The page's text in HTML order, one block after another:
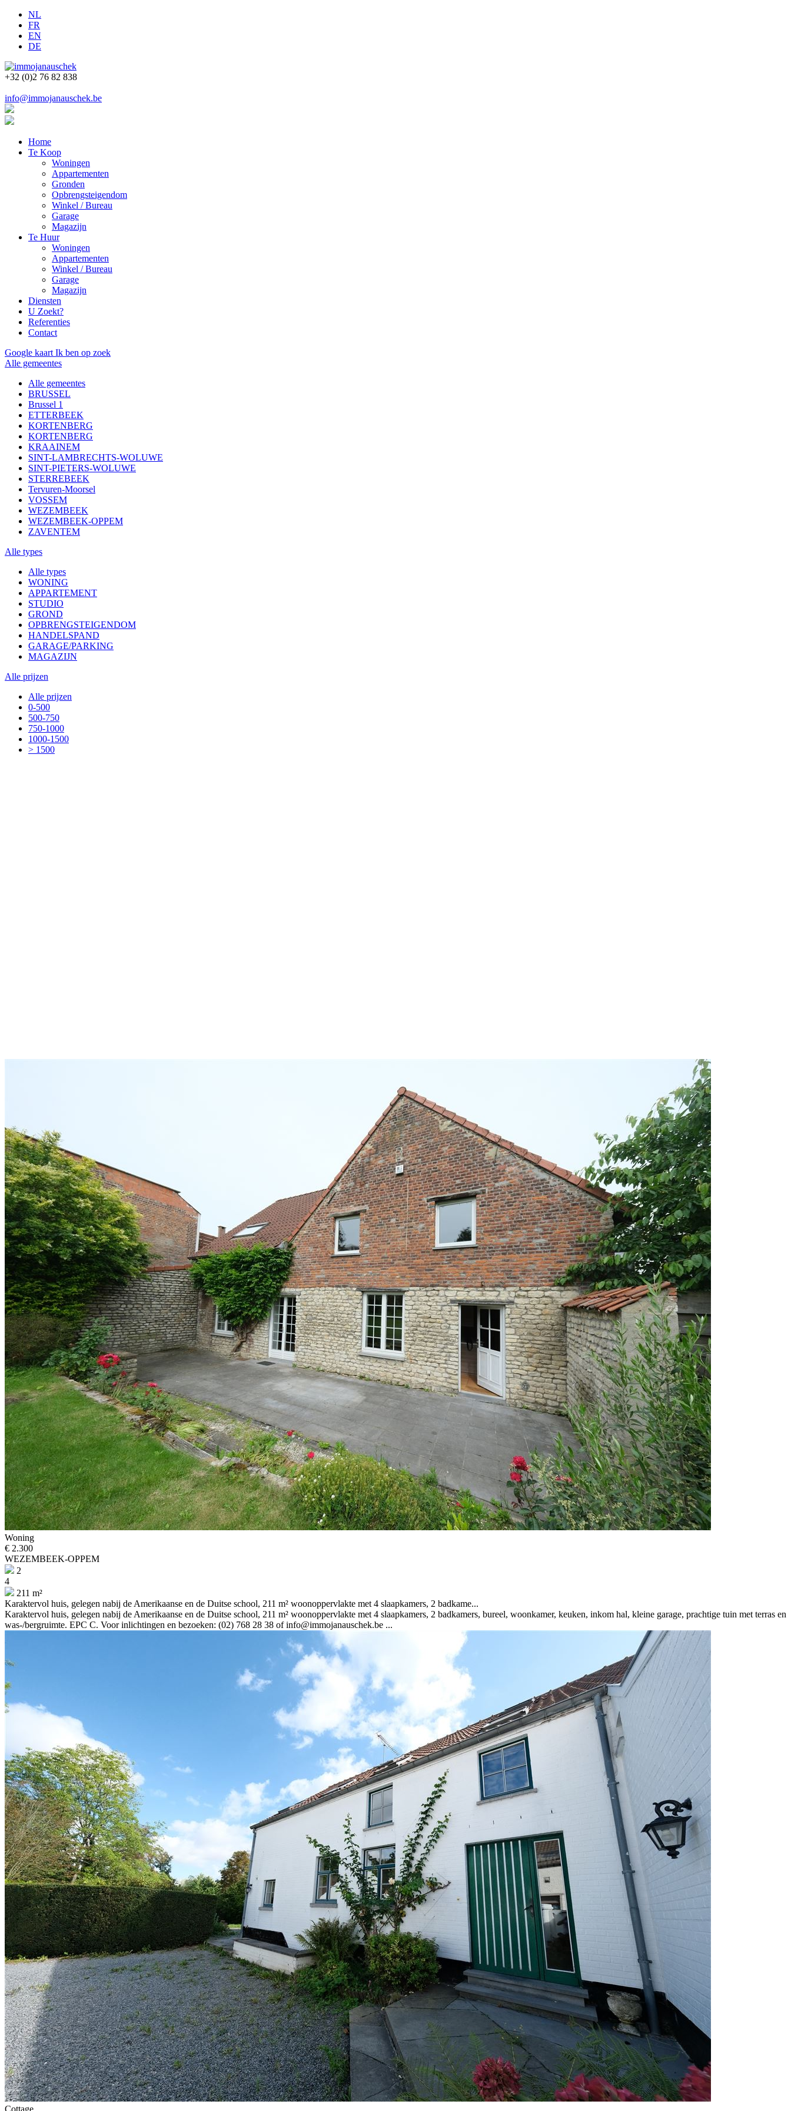
NL
FR
EN
DE
+32 (0)2 76 82 838
info@immojanauschek.be
Home
Te Koop
Woningen
Appartementen
Gronden
Opbrengsteigendom
Winkel / Bureau
Garage
Magazijn
Te Huur
Woningen
Appartementen
Winkel / Bureau
Garage
Magazijn
Diensten
U Zoekt?
Referenties
Contact
Google kaart Ik ben op zoek
Alle gemeentes
Alle gemeentes
BRUSSEL
Brussel 1
ETTERBEEK
KORTENBERG
KORTENBERG
KRAAINEM
SINT-LAMBRECHTS-WOLUWE
SINT-PIETERS-WOLUWE
STERREBEEK
Tervuren-Moorsel
VOSSEM
WEZEMBEEK
WEZEMBEEK-OPPEM
ZAVENTEM
Alle types
Alle types
WONING
APPARTEMENT
STUDIO
GROND
OPBRENGSTEIGENDOM
HANDELSPAND
GARAGE/PARKING
MAGAZIJN
Alle prijzen
Alle prijzen
0-500
500-750
750-1000
1000-1500
> 1500
Woning
€ 2.300
WEZEMBEEK-OPPEM
2
4
211 m²
Karaktervol huis, gelegen nabij de Amerikaanse en de Duitse school, 211 m² woonoppervlakte met 4 slaapkamers, 2 badkame...
Karaktervol huis, gelegen nabij de Amerikaanse en de Duitse school, 211 m² woonoppervlakte met 4 slaapkamers, 2 badkamers, bureel, woonkamer, keuken, inkom hal, kleine garage, prachtige tuin met terras en
was-/bergruimte. EPC C. Voor inlichtingen en bezoeken: (02) 768 28 38 of info@immojanauschek.be ...
Cottage